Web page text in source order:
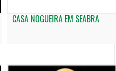
CASA NOGUEIRA EM SEABRA